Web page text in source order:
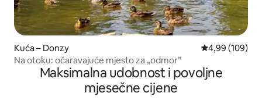
Kuća – Donzy Prosječna
4,99 (109)
Na otoku: očaravajuće mjesto za „odmor”
Maksimalna udobnost i povoljne
mjesečne cijene